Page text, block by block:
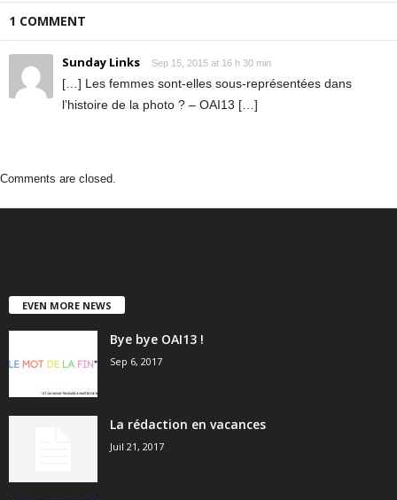
1 COMMENT
Sunday Links Sep 15, 2015 at 16 h 30 min
[…] Les femmes sont-elles sous-représentées dans
l’histoire de la photo ? – OAI13 […]
Comments are closed.
EVEN MORE NEWS
Bye bye OAI13 !
Sep 6, 2017
La rédaction en vacances
Juil 21, 2017